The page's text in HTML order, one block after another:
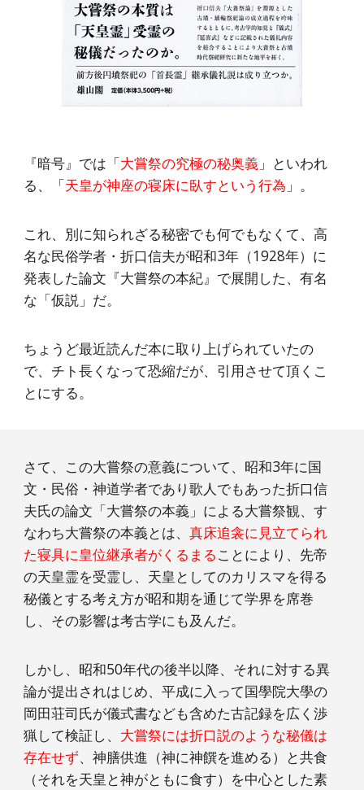
『暗号』では「大嘗祭の究極の秘奥義 」といわれ
る、「天皇が神座の寝床に臥すという行為 」。
これ、別に知られざる秘密でも何でもなくて、高
名な民俗学者・折口信夫が昭和3年（1928年）に
発表した論文『大嘗祭の本紀』で展開した、有名
な「仮説」だ。
ちょうど最近読んだ本に取り上げられていたの
で、チト長くなって恐縮だが、引用させて頂くこ
とにする。
さて、この大嘗祭の意義について、昭和3年に国
文・民俗・神道学者であり歌人でもあった折口信
夫氏の論文「大嘗祭の本義」による大嘗祭観、す
なわち大嘗祭の本義とは、真床追衾に見立てられ
た寝具に皇位継承者がくるまることにより、先帝
の天皇霊を受霊し、天皇としてのカリスマを得る
秘儀とする考え方が昭和期を通じて学界を席巻
し、その影響は考古学にも及んだ。
しかし、昭和50年代の後半以降、それに対する異
論が提出されはじめ、平成に入って国學院大學の
岡田荘司氏が儀式書なども含めた古記録を広く渉
猟して検証し、 大嘗祭には折口説のような秘儀は
存在せず、神膳供進（神に神饌を進める）と共食
（それを天皇と神がともに食す）を中心とした素